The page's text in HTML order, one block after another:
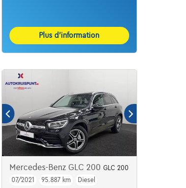
Plus d’information
Mercedes-Benz GLC 200GLC 200
07/2021
95.887 km
Diesel